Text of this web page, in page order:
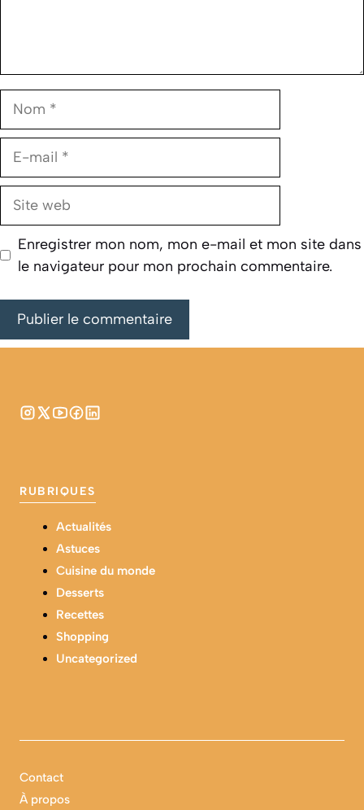
Nom
E-
Site
Enregistrer mon nom, mon e-mail et mon site dans
le navigateur pour mon prochain commentaire.
RUBRIQUES
Actualités
Astuces
Cuisine du monde
Desserts
Recettes
Shopping
Uncategorized
Contact
À propos